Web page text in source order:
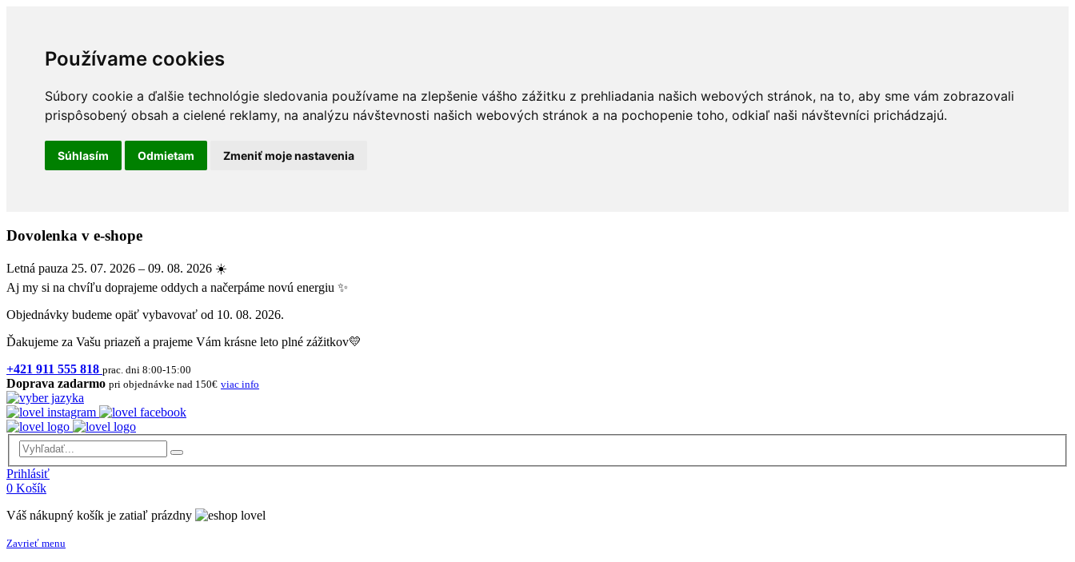
Používame cookies
Súbory cookie a ďalšie technológie sledovania používame na zlepšenie vášho zážitku z prehliadania našich webových stránok, na to, aby sme vám zobrazovali
prispôsobený obsah a cielené reklamy, na analýzu návštevnosti našich webových stránok a na pochopenie toho, odkiaľ naši návštevníci prichádzajú.
Súhlasím Odmietam Zmeniť moje nastavenia
Dovolenka v e-shope
Letná pauza 25. 07. 2026 – 09. 08. 2026 ☀️
Aj my si na chvíľu doprajeme oddych a načerpáme novú energiu ✨
Objednávky budeme opäť vybavovať od 10. 08. 2026.
Ďakujeme za Vašu priazeň a prajeme Vám krásne leto plné zážitkov💛
+421 911 555 818 prac. dni 8:00-15:00
Doprava zadarmo pri objednávke nad 150€ viac info
Prihlásiť
0 Košík
Váš nákupný košík je zatiaľ prázdny
Zavrieť menu